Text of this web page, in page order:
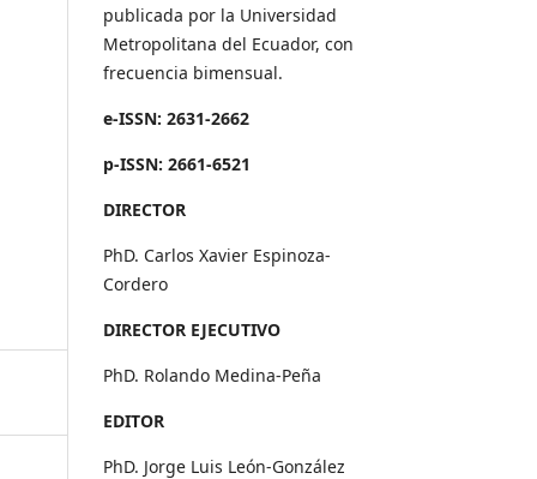
publicada por la Universidad
Metropolitana del Ecuador, con
frecuencia bimensual.
e-ISSN: 2631-2662
p-ISSN: 2661-6521
DIRECTOR
PhD. Carlos Xavier Espinoza-
Cordero
DIRECTOR EJECUTIVO
PhD. Rolando Medina-Peña
EDITOR
PhD. Jorge Luis León-González